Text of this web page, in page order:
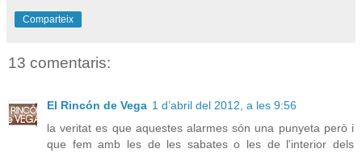
Comparteix
13 comentaris:
El Rincón de Vega 1 d’abril del 2012, a les 9:56
la veritat es que aquestes alarmes són una punyeta però i
que fem amb les de les sabates o les de l'interior dels